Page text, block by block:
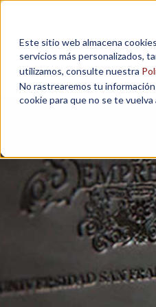
Este sitio web almacena
servicios más personalizados,
utilizamos, consulte nuestra
No rastrearemos tu
cookie para que no se te vuelva